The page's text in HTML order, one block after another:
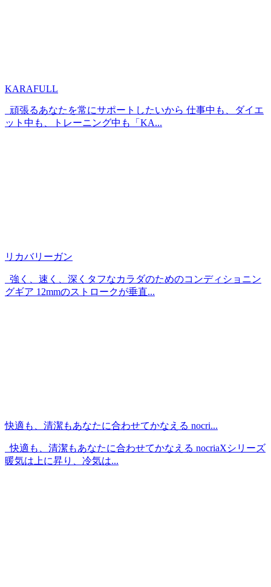
KARAFULL
頑張るあなたを常にサポートしたいから 仕事中も、ダイエ
ット中も、トレーニング中も「KA...
リカバリーガン
強く、速く、深くタフなカラダのためのコンディショニン
グギア 12mmのストロークが垂直...
快適も、清潔もあなたに合わせてかなえる nocri...
快適も、清潔もあなたに合わせてかなえる nocriaXシリーズ
暖気は上に昇り、冷気は...